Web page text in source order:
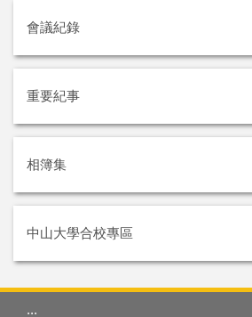
會議紀錄
重要紀事
相簿集
中山大學合校專區